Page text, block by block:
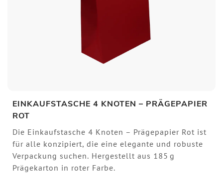
EINKAUFSTASCHE 4 KNOTEN – PRÄGEPAPIER
ROT
Die Einkaufstasche 4 Knoten – Prägepapier Rot ist
für alle konzipiert, die eine elegante und robuste
Verpackung suchen. Hergestellt aus 185 g
Prägekarton in roter Farbe.